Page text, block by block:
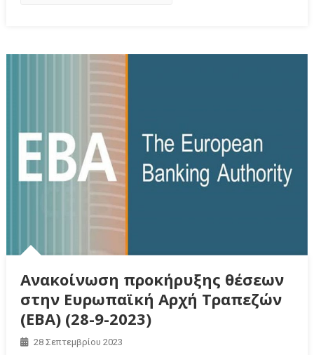
Ανακοίνωση προκήρυξης θέσεων
στην Ευρωπαϊκή Αρχή Τραπεζών
(EBA) (28-9-2023)
28 Σεπτεμβρίου 2023